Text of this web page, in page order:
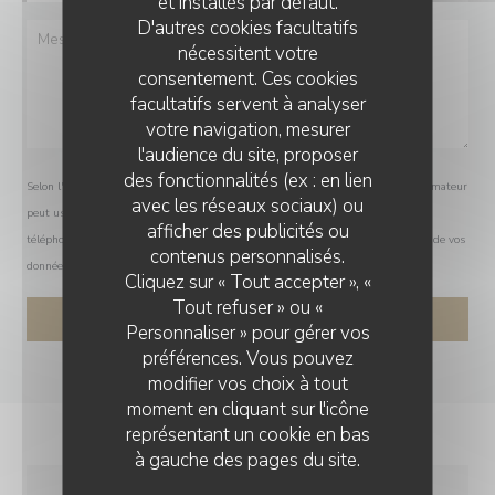
D'autres cookies facultatifs
nécessitent votre
consentement. Ces cookies
facultatifs servent à analyser
votre navigation, mesurer
l'audience du site, proposer
des fonctionnalités (ex : en lien
avec les réseaux sociaux) ou
afficher des publicités ou
contenus personnalisés.
Cliquez sur « Tout accepter », «
Tout refuser » ou «
Personnaliser » pour gérer vos
préférences. Vous pouvez
modifier vos choix à tout
moment en cliquant sur l'icône
représentant un cookie en bas
à gauche des pages du site.
Selon l'article L.223-2 du code de la consommation, il est rappelé que le consommateur
peut user de son droit à s'inscrire sur la liste d'opposition au démarchage
téléphonique Bloctel :
bloctel.gouv.fr . Pour plus d'informations sur le traitement de vos
données, consultez notrepolitique de confidentialité
BG BY L'ENDROIT